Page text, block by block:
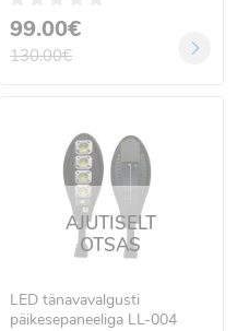
99.00€
130.00€
AJUTISELT
OTSAS
LED tänavavalgusti
päikesepaneeliga LL-004